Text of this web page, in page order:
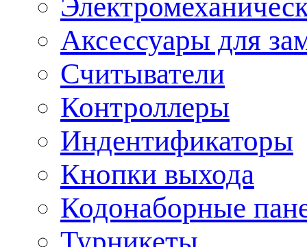
Аксессуары для
Считыватели
Контроллеры
Индентификаторы
Кнопки выхода
Кодонаборные